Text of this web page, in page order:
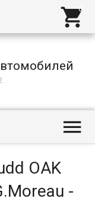


OAK
-